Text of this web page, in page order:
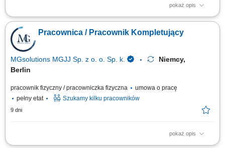
pokaż opis
Opis stanowiska: Przyjmowanie dostaw, rozładunek tirów oraz
ewidencjonowanie i sortowanie towaru na regałach. Szykowanie wysyłek,
komisjonowanie artykułów oraz ich bezpieczne pakowanie zgodnie ze
standardami. Tworzenie i kontrolowanie papierów magazynowo-
wysyłkowych. Pomocnicze prace przy...
Pracownica / Pracownik Kompletujący
MGsolutions MGJJ Sp. z o. o. Sp. k.
Niemcy,
Berlin
pracownik fizyczny / pracowniczka fizyczna
umowa o pracę
pełny etat
Szukamy kilku pracowników
9 dni
pokaż opis
Zakres obowiązków: Kompletowanie zamówień w nowoczesnym